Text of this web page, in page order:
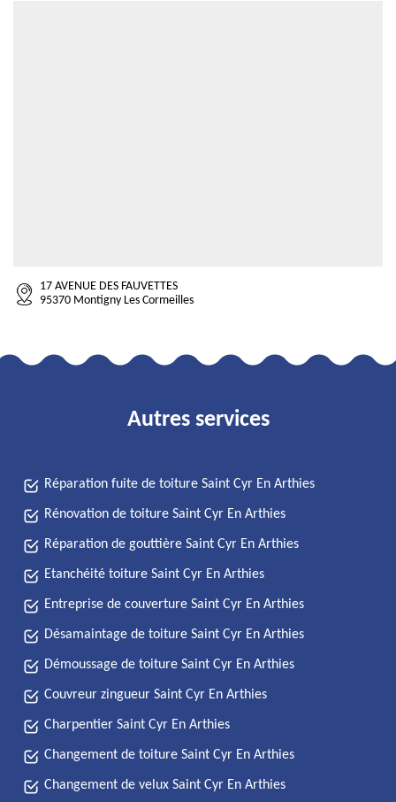
17 AVENUE DES FAUVETTES
95370 Montigny Les Cormeilles
Autres services
Réparation fuite de toiture Saint Cyr En Arthies
Rénovation de toiture Saint Cyr En Arthies
Réparation de gouttière Saint Cyr En Arthies
Etanchéité toiture Saint Cyr En Arthies
Entreprise de couverture Saint Cyr En Arthies
Désamaintage de toiture Saint Cyr En Arthies
Démoussage de toiture Saint Cyr En Arthies
Couvreur zingueur Saint Cyr En Arthies
Charpentier Saint Cyr En Arthies
Changement de toiture Saint Cyr En Arthies
Changement de velux Saint Cyr En Arthies